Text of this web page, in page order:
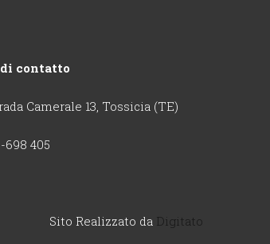
contatto
Camerale 13, Tossicia (TE)
698 405
Sito Realizzato da Digitato